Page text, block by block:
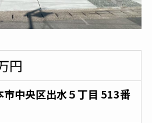
円
市中央区出水５丁目 513番